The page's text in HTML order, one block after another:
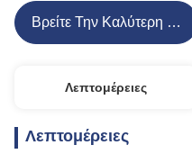
Βρείτε Την Καλύτερη Τιμή
Λεπτομέρειες
Λεπτομέρειες